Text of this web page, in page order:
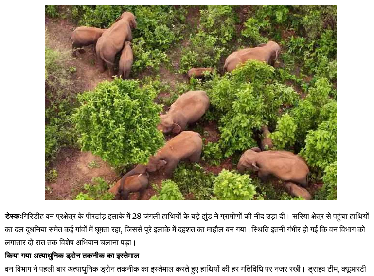
डेस्कःगिरिडीह वन प्रक्षेत्र के पीरटांड़ इलाके में 28 जंगली हाथियों के बड़े झुंड ने ग्रामीणों की नींद उड़ा दी। सरिया क्षेत्र से पहुंचा हाथियों
का दल दुधनिया समेत कई गांवों में घूमता रहा, जिससे पूरे इलाके में दहशत का माहौल बन गया।स्थिति इतनी गंभीर हो गई कि वन विभाग को
लगातार दो रात तक विशेष अभियान चलाना पड़ा।
किया गया अत्याधुनिक ड्रोन तकनीक का इस्तेमाल
वन विभाग ने पहली बार अत्याधुनिक ड्रोन तकनीक का इस्तेमाल करते हुए हाथियों की हर गतिविधि पर नजर रखी। ड्राइव टीम, क्यूआरटी